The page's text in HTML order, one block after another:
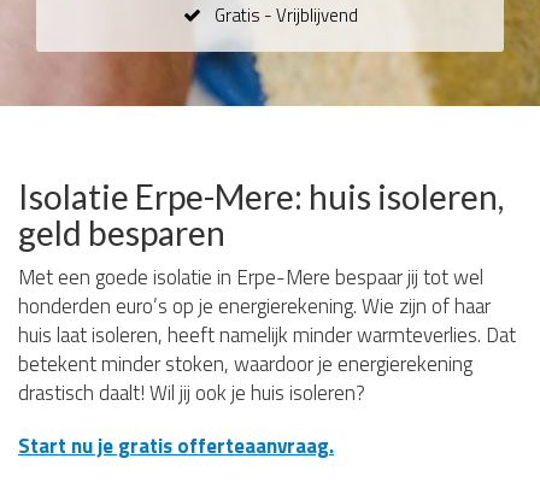
Gratis - Vrijblijvend
Isolatie Erpe-Mere: huis isoleren,
geld besparen
Met een goede isolatie in Erpe-Mere bespaar jij tot wel
honderden euro’s op je energierekening. Wie zijn of haar
huis laat isoleren, heeft namelijk minder warmteverlies. Dat
betekent minder stoken, waardoor je energierekening
drastisch daalt! Wil jij ook je huis isoleren?
Start nu je gratis offerteaanvraag.